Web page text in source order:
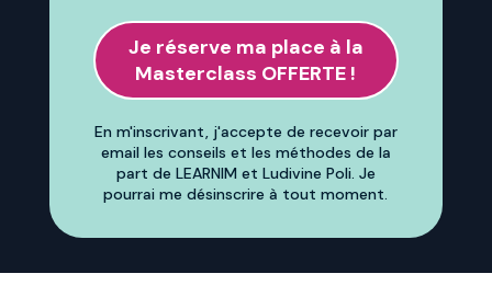
Je réserve ma place à la
Masterclass OFFERTE !
En m'inscrivant, j'accepte de recevoir par
email les conseils et les méthodes de la
part de LEARNIM et Ludivine Poli. Je
pourrai me désinscrire à tout moment.